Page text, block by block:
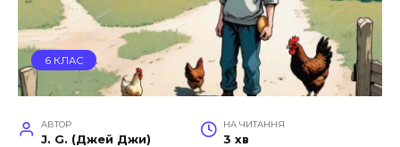
6 КЛАС
АВТОР
J. G. (Джей Джи)
НА ЧИТАННЯ
3 хв